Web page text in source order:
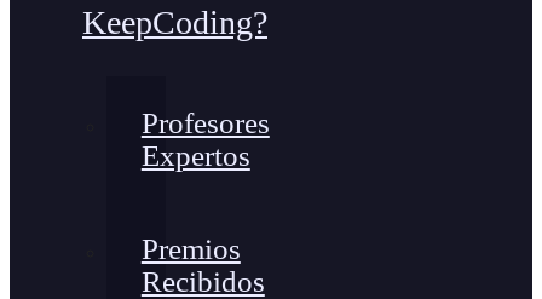
KeepCoding?
Profesores
Expertos
Premios
Recibidos